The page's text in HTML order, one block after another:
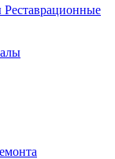
Реставрационные